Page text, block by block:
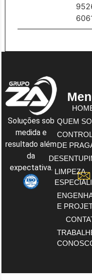
Soluções sob
medida e
resultado além
da
expectativa.
QUEM
DE
LIMPEZA
E